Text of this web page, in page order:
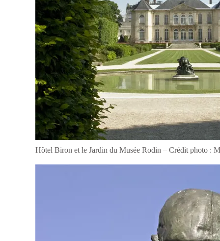
Hôtel Biron et le Jardin du Musée Rodin – Crédit photo :